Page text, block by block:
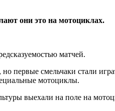
они это на мотоциклах.
матчей.
первые смельчаки стали
мотоциклы.
выехали на поле на